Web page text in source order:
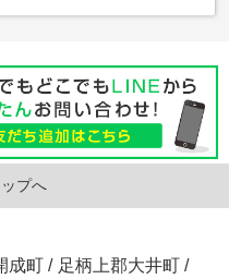
プへ
成町 / 足柄上郡大井町 /